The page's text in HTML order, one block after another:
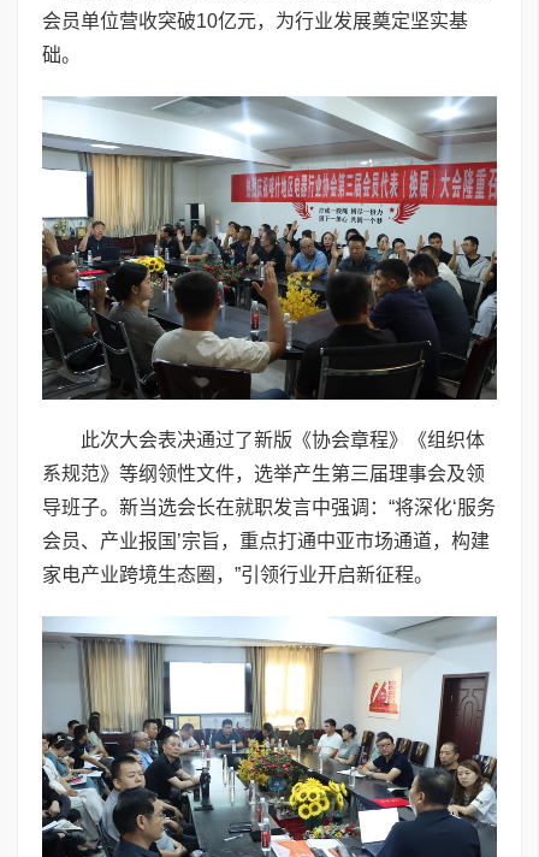
会员单位营收突破10亿元，为行业发展奠定坚实基
础。
此次大会表决通过了新版《协会章程》《组织体
系规范》等纲领性文件，选举产生第三届理事会及领
导班子。新当选会长在就职发言中强调：“将深化‘服务
会员、产业报国’宗旨，重点打通中亚市场通道，构建
家电产业跨境生态圈，”引领行业开启新征程。